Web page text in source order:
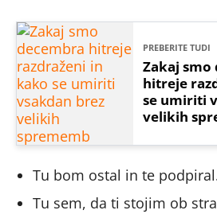
PREBERITE TUDI
Zakaj smo
hitreje
se umiriti
velikih
Tu bom ostal in te
Tu sem, da ti stojim ob